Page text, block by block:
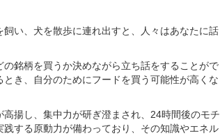
い、犬を散歩に連れ出すと、人々はあなたに話
銘柄を買うか決めながら立ち話をすることがで
き、自分のためにフードを買う可能性が高くな
揚し、集中力が研ぎ澄まされ、24時間後のモチ
する原動力が備わっており、その知識やエネル